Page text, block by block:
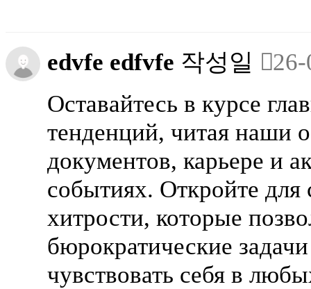
edvfe edfvfe 작성일
Оставайтесь в курсе
тенденций, читая наши
документов, карьере и
событиях. Откройте
хитрости, которые
бюрократические
чувствовать себя в